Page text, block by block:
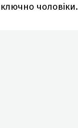
чоловіки.